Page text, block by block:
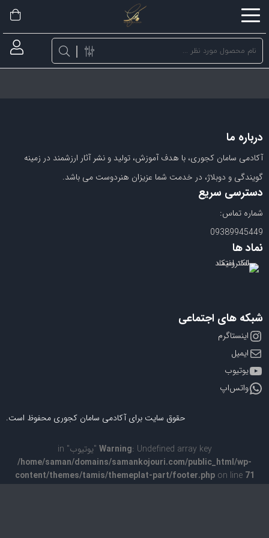
اشتراک
با
زیر
می‌توانید
این
صفحه
خود
به
کپی
لینک
درباره ما
آکادمی سامان کجوری، با هدف آموزش، تولید و نشر آثار ارزشمند در زمینه
گویندگی و دوبلاژ، در خدمت شما عزیزان هنردوست می باشد.
دسترسی سریع
شماره تماس:
09389945449
نماد ها
شبکه های اجتماعی
اینستاگرم
ایمیل
یوتیوب
واتس‌اپ
حقوق سایت برای آکادمی سامان کجوری محفوظ است.
Warning: Undefined array key "یوتیوب" in
/home/saman/domains/samankojouri.com/public_html/wp-
content/themes/tamis/themeplat-part/footer.phpon line 71